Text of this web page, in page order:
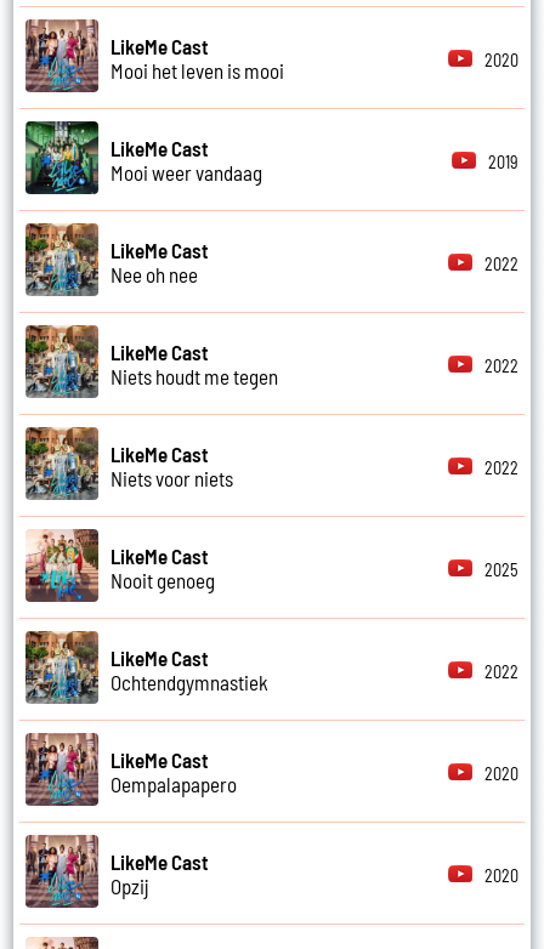
LikeMe Cast
Mooi het leven is mooi
2020
LikeMe Cast
Mooi weer vandaag
2019
LikeMe Cast
Nee oh nee
2022
LikeMe Cast
Niets houdt me tegen
2022
LikeMe Cast
Niets voor niets
2022
LikeMe Cast
Nooit genoeg
2025
LikeMe Cast
Ochtendgymnastiek
2022
LikeMe Cast
Oempalapapero
2020
LikeMe Cast
Opzij
2020